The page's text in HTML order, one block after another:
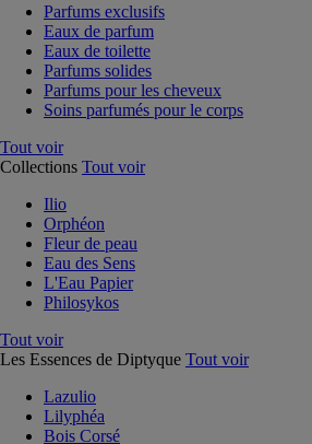
Parfums exclusifs
Eaux de parfum
Eaux de toilette
Parfums solides
Parfums pour les cheveux
Soins parfumés pour le corps
Tout voir
Collections Tout voir
Ilio
Orphéon
Fleur de peau
Eau des Sens
L'Eau Papier
Philosykos
Tout voir
Les Essences de Diptyque Tout voir
Lazulio
Lilyphéa
Bois Corsé